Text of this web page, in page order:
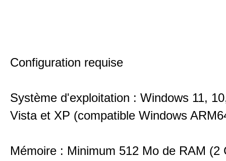
Configuration requise
Système d'exploitation : Windows 11,
Vista et XP (compatible Windows
Mémoire : Minimum 512 Mo de RAM (2